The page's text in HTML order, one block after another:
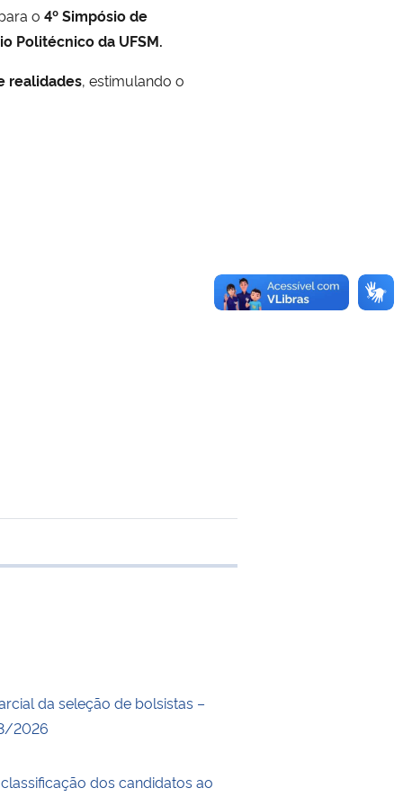
o 4º Simpósio de
Politécnico da UFSM.
realidades, estimulando o
transferência
da seleção de bolsistas –
2026
dos candidatos ao